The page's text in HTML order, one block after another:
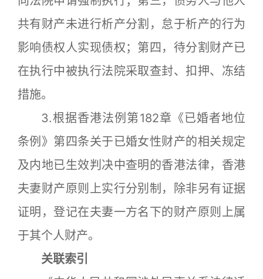
共有财产未进行析产分割，怠于析产的行为
影响债权人实现债权；第四，待分割财产已
在执行中被执行法院采取查封、扣押、冻结
措施。
3.根据香港法例第182章《已婚者地位
条例》第四条关于已婚女性财产的相关规定
及内地已生效判决中查明的香港法律，香港
夫妻财产原则上实行分别制，除非另有证据
证明，登记在夫妻一方名下的财产原则上属
于其个人财产。
关联索引